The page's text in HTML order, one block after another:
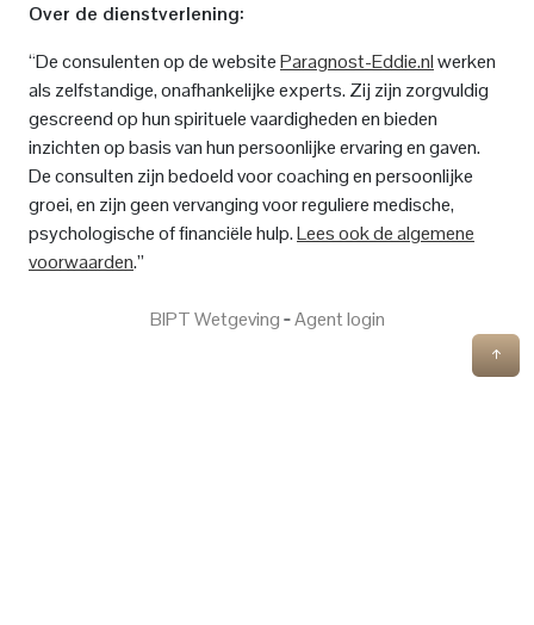
Over de dienstverlening:
“De consulenten op de websiteParagnost-Eddie.nlwerken
als zelfstandige, onafhankelijke experts. Zij zijn zorgvuldig
gescreend op hun spirituele vaardigheden en bieden
inzichten op basis van hun persoonlijke ervaring en gaven.
De consulten zijn bedoeld voor coaching en persoonlijke
groei, en zijn geen vervanging voor reguliere medische,
psychologische of financiële hulp.Lees ook de algemene
voorwaarden.”
BIPT Wetgeving‐Agent login